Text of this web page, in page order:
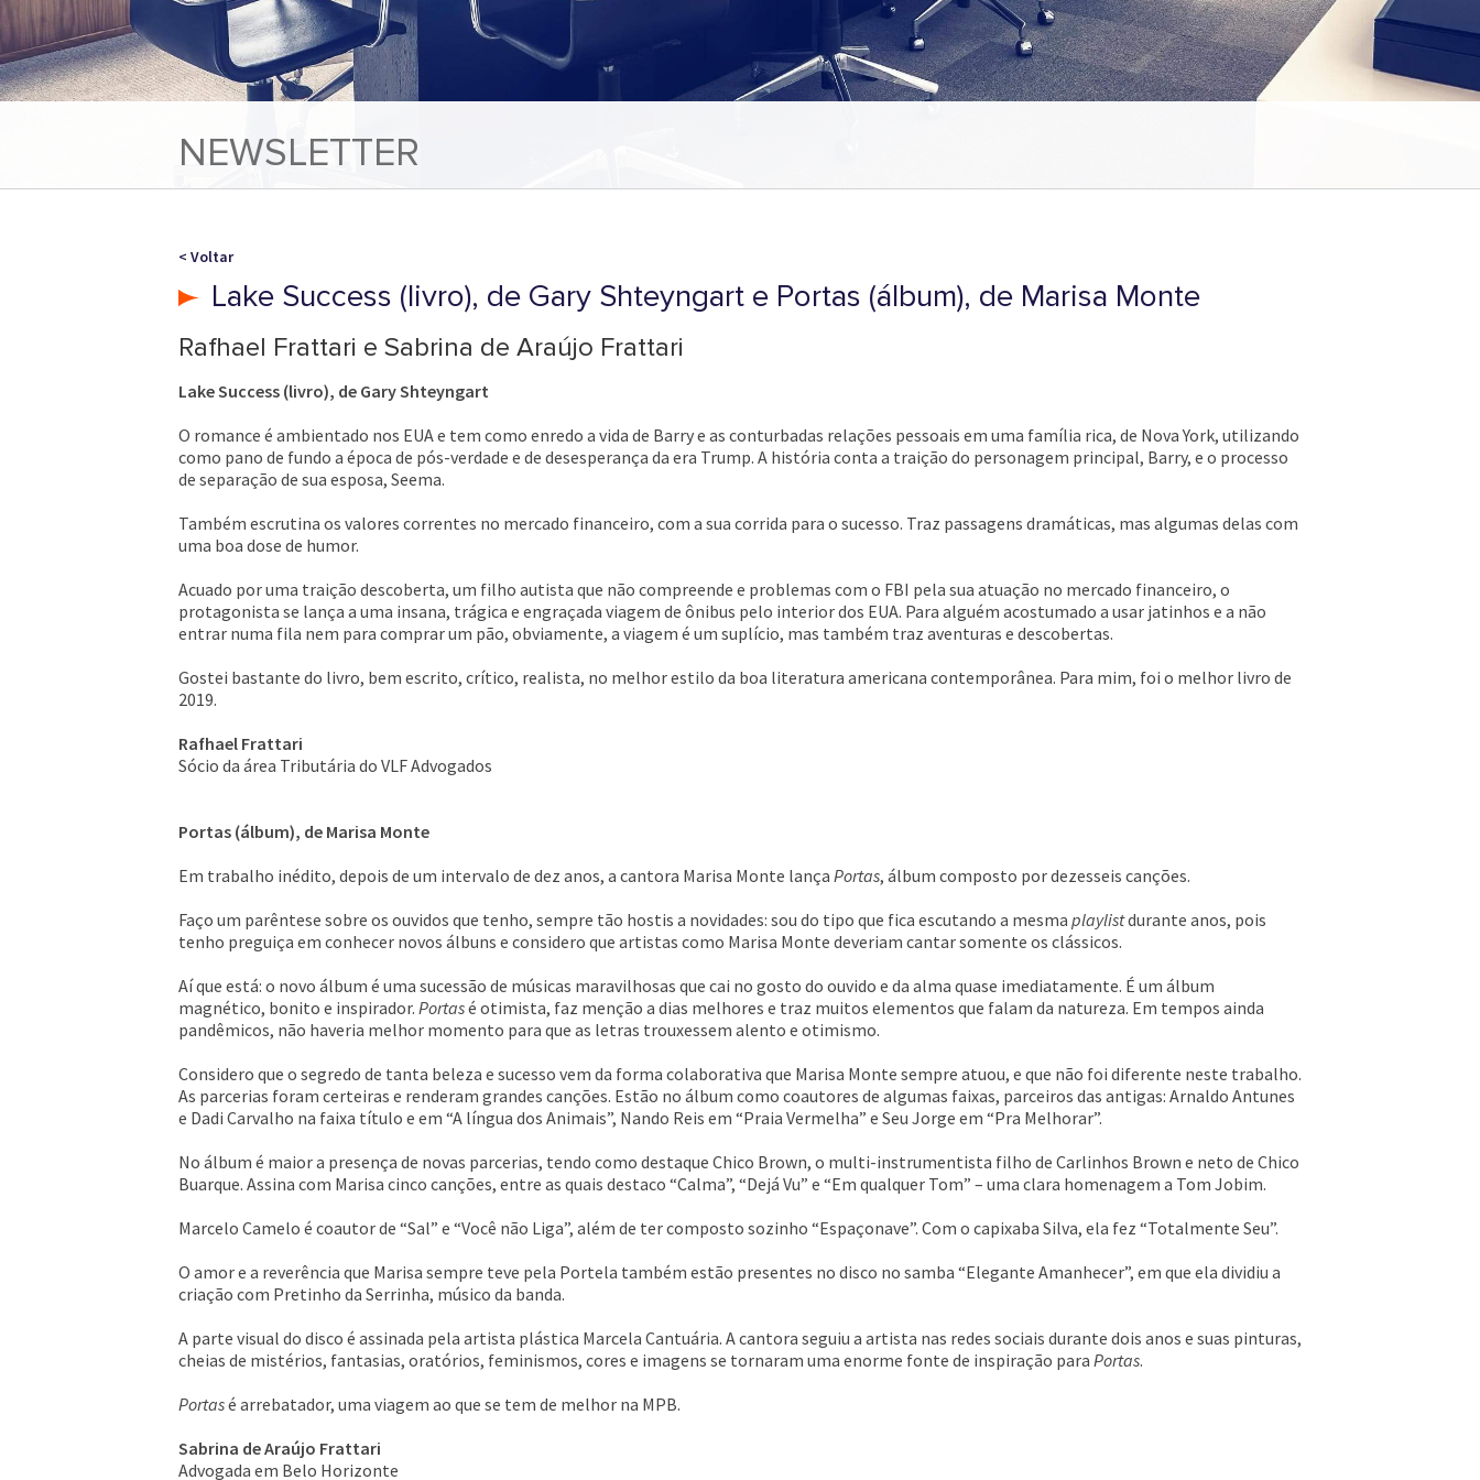
NEWSLETTER
< Voltar
Lake Success (livro), de Gary Shteyngart e Portas (álbum), de Marisa Monte
Rafhael Frattari e Sabrina de Araújo Frattari
Lake Success (livro), de Gary Shteyngart
O romance é ambientado nos EUA e tem como enredo a vida de Barry e as conturbadas relações pessoais em uma família rica, de Nova York, utilizando
como pano de fundo a época de pós-verdade e de desesperança da era Trump. A história conta a traição do personagem principal, Barry, e o processo
de separação de sua esposa, Seema.
Também escrutina os valores correntes no mercado financeiro, com a sua corrida para o sucesso. Traz passagens dramáticas, mas algumas delas com
uma boa dose de humor.
Acuado por uma traição descoberta, um filho autista que não compreende e problemas com o FBI pela sua atuação no mercado financeiro, o
protagonista se lança a uma insana, trágica e engraçada viagem de ônibus pelo interior dos EUA. Para alguém acostumado a usar jatinhos e a não
entrar numa fila nem para comprar um pão, obviamente, a viagem é um suplício, mas também traz aventuras e descobertas.
Gostei bastante do livro, bem escrito, crítico, realista, no melhor estilo da boa literatura americana contemporânea. Para mim, foi o melhor livro de
2019.
Rafhael Frattari
Sócio da área Tributária do VLF Advogados
Portas (álbum), de Marisa Monte
Em trabalho inédito, depois de um intervalo de dez anos, a cantora Marisa Monte lança Portas, álbum composto por dezesseis canções.
Faço um parêntese sobre os ouvidos que tenho, sempre tão hostis a novidades: sou do tipo que fica escutando a mesma playlistdurante anos, pois
tenho preguiça em conhecer novos álbuns e considero que artistas como Marisa Monte deveriam cantar somente os clássicos.
Aí que está: o novo álbum é uma sucessão de músicas maravilhosas que cai no gosto do ouvido e da alma quase imediatamente. É um álbum
magnético, bonito e inspirador. Portasé otimista, faz menção a dias melhores e traz muitos elementos que falam da natureza. Em tempos ainda
pandêmicos, não haveria melhor momento para que as letras trouxessem alento e otimismo.
Considero que o segredo de tanta beleza e sucesso vem da forma colaborativa que Marisa Monte sempre atuou, e que não foi diferente neste trabalho.
As parcerias foram certeiras e renderam grandes canções. Estão no álbum como coautores de algumas faixas, parceiros das antigas: Arnaldo Antunes
e Dadi Carvalho na faixa título e em “A língua dos Animais”, Nando Reis em “Praia Vermelha” e Seu Jorge em “Pra Melhorar”.
No álbum é maior a presença de novas parcerias, tendo como destaque Chico Brown, o multi-instrumentista filho de Carlinhos Brown e neto de Chico
Buarque. Assina com Marisa cinco canções, entre as quais destaco “Calma”, “Dejá Vu” e “Em qualquer Tom” – uma clara homenagem a Tom Jobim.
Marcelo Camelo é coautor de “Sal” e “Você não Liga”, além de ter composto sozinho “Espaçonave”. Com o capixaba Silva, ela fez “Totalmente Seu”.
O amor e a reverência que Marisa sempre teve pela Portela também estão presentes no disco no samba “Elegante Amanhecer”, em que ela dividiu a
criação com Pretinho da Serrinha, músico da banda.
A parte visual do disco é assinada pela artista plástica Marcela Cantuária. A cantora seguiu a artista nas redes sociais durante dois anos e suas pinturas,
cheias de mistérios, fantasias, oratórios, feminismos, cores e imagens se tornaram uma enorme fonte de inspiração para Portas.
Portasé arrebatador, uma viagem ao que se tem de melhor na MPB.
Sabrina de Araújo Frattari
Advogada em Belo Horizonte